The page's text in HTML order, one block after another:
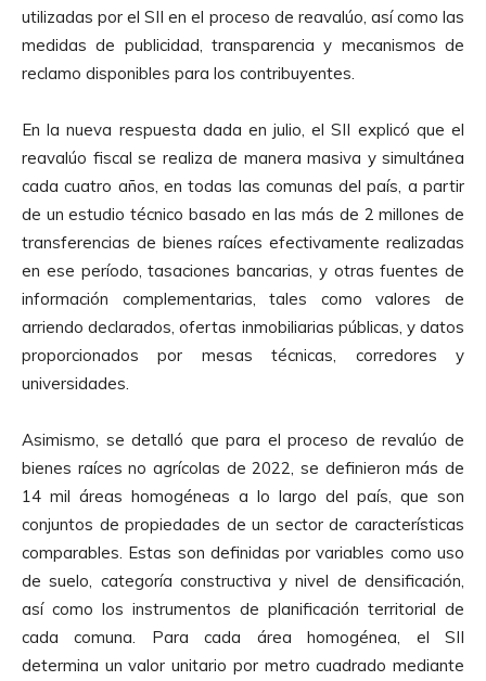
utilizadas por el SII en el proceso de reavalúo, así como las
medidas de publicidad, transparencia y mecanismos de
reclamo disponibles para los contribuyentes.
En la nueva respuesta dada en julio, el SII explicó que el
reavalúo fiscal se realiza de manera masiva y simultánea
cada cuatro años, en todas las comunas del país, a partir
de un estudio técnico basado en las más de 2 millones de
transferencias de bienes raíces efectivamente realizadas
en ese período, tasaciones bancarias, y otras fuentes de
información complementarias, tales como valores de
arriendo declarados, ofertas inmobiliarias públicas, y datos
proporcionados por mesas técnicas, corredores y
universidades.
Asimismo, se detalló que para el proceso de revalúo de
bienes raíces no agrícolas de 2022, se definieron más de
14 mil áreas homogéneas a lo largo del país, que son
conjuntos de propiedades de un sector de características
comparables. Estas son definidas por variables como uso
de suelo, categoría constructiva y nivel de densificación,
así como los instrumentos de planificación territorial de
cada comuna. Para cada área homogénea, el SII
determina un valor unitario por metro cuadrado mediante